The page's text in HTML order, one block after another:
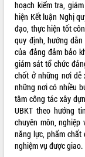
sầu riêng tại Đắk Lắk
Trình diễn nghệ thuật
món ăn từ sầu riêng
Đắk Lắk công bố Quy
tiến đầu tư tỉnh
Ngành cá ngừ Đắk Lắk
ứng để giữ vững thị
Diễn đàn Kinh tế tư
phá cơ chế - Hợp tác
Đề án 06 tạo bước
cải cách hành chính
Kết nối tour, đẩy mạnh
hoạch kiểm tra,
hiện Kết luận Nghị
đạo, thực hiện tốt
quy định, hướng
của đảng đảm bảo
giám sát tổ chức
chốt ở những nơi dễ
những nơi có nhiều
tâm công tác xây
UBKT theo hướng
chuyên môn,
năng lực, phẩm
nghiệm vụ được giao.